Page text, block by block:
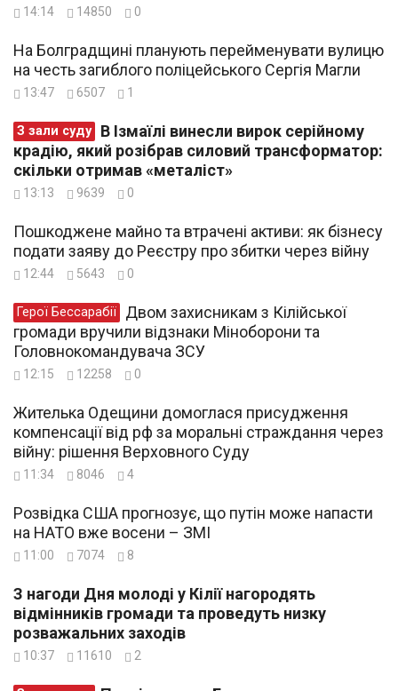
14:14 14850 0
На Болградщині планують перейменувати вулицю
на честь загиблого поліцейського Сергія Магли
13:47 6507 1
З зали суду
крадію, який розібрав силовий трансформатор:
скільки отримав «металіст»
13:13 9639 0
Пошкоджене майно та втрачені активи: як бізнесу
подати заяву до Реєстру про збитки через війну
12:44 5643 0
Герої Бессарабії
громади вручили відзнаки Міноборони та
Головнокомандувача ЗСУ
12:15 12258 0
Жителька Одещини домоглася присудження
компенсації від рф за моральні страждання через
війну: рішення Верховного Суду
11:34 8046 4
Розвідка США прогнозує, що путін може напасти
на НАТО вже восени – ЗМІ
11:00 7074 8
З нагоди Дня молоді у Кілії нагородять
відмінників громади та проведуть низку
розважальних заходів
10:37 11610 2